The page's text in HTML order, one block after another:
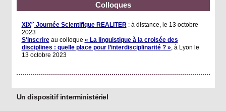
Colloques
XIXeJournée Scientifique REALITER: à distance, le 13 octobre
2023
S'inscrireau colloque « La linguistique à la croisée des
disciplines : quelle place pour l’interdisciplinarité ? », à Lyon le
13 octobre 2023
Un dispositif interministériel